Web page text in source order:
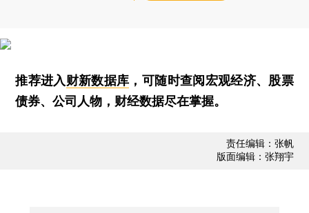
推荐进入财新数据库 ，可随时查阅宏观经济、股票
债券、公司人物，财经数据尽在掌握。
责任编辑：张帆
版面编辑：张翔宇